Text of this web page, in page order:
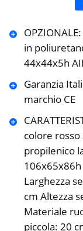
in
44x44x5h
Garanzia
marchio CE
colore rosso
propilenico
Larghezza
cm Altezza
Materiale
piccola: 20